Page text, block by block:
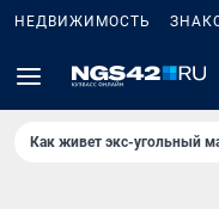
НЕДВИЖИМОСТЬ
Как живет экс-угольный